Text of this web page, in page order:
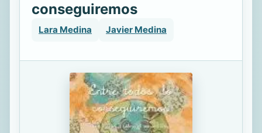
conseguiremos
Lara Medina Javier Medina